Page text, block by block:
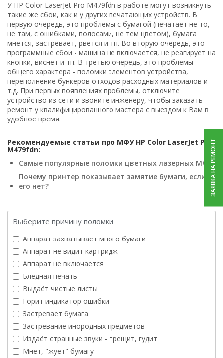
У HP Color LaserJet Pro M479fdn в работе могут возникнуть
такие же сбои, как и у других печатающих устройств. В
первую очередь, это проблемы с бумагой (печатает не то,
не там, с ошибками, полосами, не тем цветом), бумага
мнётся, застревает, рвётся и тп. Во вторую очередь, это
программные сбои - машина не включается, не реагирует на
кнопки, виснет и тп. В третью очередь, это проблемы
общего характера - поломки элементов устройства,
переполнение бункеров отходов расходных материалов и
т.д. При первых появлениях проблемы, отключите
устройство из сети и звоните инженеру, чтобы заказать
ремонт у квалифицированного мастера с выездом к Вам в
удобное время.
Рекомендуемые статьи про МФУ HP Color LaserJet Pro
M479fdn:
Самые популярные поломки цветных лазерных МФУ
Почему принтер показывает замятие бумаги, если
его нет?
Выберите причину поломки
Аппарат захватывает много бумаги
Аппарат не видит картридж
Аппарат не включается
Бледная печать
Выдаёт чистые листы
Горит индикатор ошибки
Застревает бумага
Застревание инородных предметов
Издаёт странные звуки - трещит, гудит
Мнет, "жуёт" бумагу
ЗАЯВКА НА РЕМОНТ